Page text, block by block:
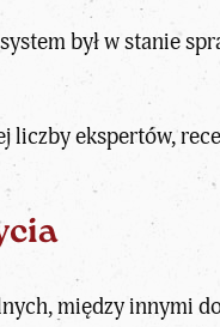
był w stanie
liczby ekspertów,
między innymi